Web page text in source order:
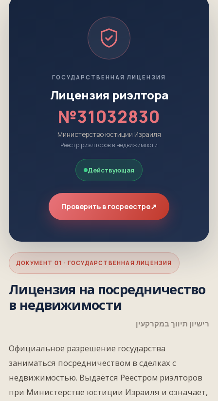
ГОСУДАРСТВЕННАЯ ЛИЦЕНЗИЯ
Лицензия риэлтора
№31032830
Министерство юстиции Израиля
Реестр риэлторов в недвижимости
Действующая
Проверить в госреестре↗
ДОКУМЕНТ 01 · ГОСУДАРСТВЕННАЯ ЛИЦЕНЗИЯ
Лицензия на посредничество
в недвижимости
רישיון תיווך במקרקעין
Официальное разрешение государства
заниматься посредничеством в сделках с
недвижимостью. Выдаётся Реестром риэлторов
при Министерстве юстиции Израиля и означает,